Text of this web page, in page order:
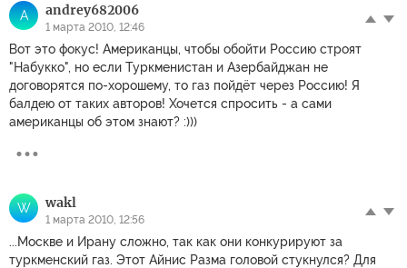
A andrey682006
1 марта 2010, 12:46
Вот это фокус! Американцы, чтобы обойти Россию строят
"Набукко", но если Туркменистан и Азербайджан не
договорятся по-хорошему, то газ пойдёт через Россию! Я
балдею от таких авторов! Хочется спросить - а сами
американцы об этом знают? :)))
W wakl
1 марта 2010, 12:56
...Москве и Ирану сложно, так как они конкурируют за
туркменский газ. Этот Айнис Разма головой стукнулся? Для